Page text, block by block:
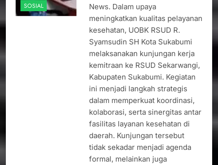
SOSIAL
News. Dalam upaya
meningkatkan kualitas pelayanan
kesehatan, UOBK RSUD R.
Syamsudin SH Kota Sukabumi
melaksanakan kunjungan kerja
kemitraan ke RSUD Sekarwangi,
Kabupaten Sukabumi. Kegiatan
ini menjadi langkah strategis
dalam memperkuat koordinasi,
kolaborasi, serta sinergitas antar
fasilitas layanan kesehatan di
daerah. Kunjungan tersebut
tidak sekadar menjadi agenda
formal, melainkan juga